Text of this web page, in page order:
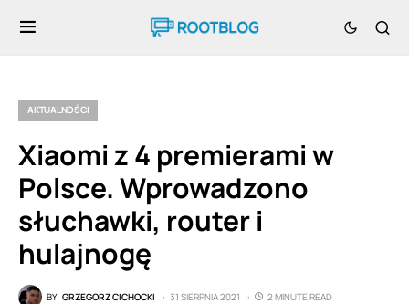
AKTUALNOŚCI
Xiaomi z 4 premierami w
Polsce. Wprowadzono
słuchawki, router i
hulajnogę
BY GRZEGORZ CICHOCKI 31 SIERPNIA 2021
2 MINUTE READ